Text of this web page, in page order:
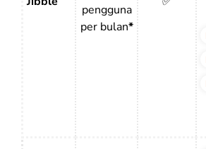
pengguna
per bulan*